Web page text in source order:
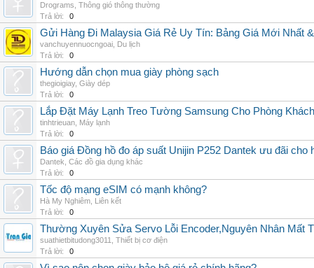
Drograms Thông gió thông thường
Trả lời:
0
Gửi Hàng Đi Malaysia Giá Rẻ Uy Tín: Bảng Giá Mới Nhất
vanchuyennuocngoai Du lịch
Trả lời:
0
Hướng dẫn chọn mua giày phòng sạch
thegioigiay, Giày dép
Trả lời:
0
Lắp Đặt Máy Lạnh Treo Tường Samsung Cho Phòng Khách
tinhtrieuan Máy lạnh
Trả lời:
0
Báo giá Đồng hồ đo áp suất Unijin P252 Dantek ưu đãi cho
Dantek Các đồ gia dụng khác
Trả lời:
0
Tốc độ mạng eSIM có mạnh không?
Hà My Nghiêm Liên kết
Trả lời:
0
Thường Xuyên Sửa Servo Lỗi Encoder,Nguyên Nhân Mất
suathietbitudong3011
Thiết bị cơ điện
Trả lời:
0